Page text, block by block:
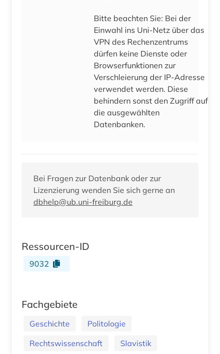
Bitte beachten Sie: Bei der
Einwahl ins Uni-Netz über das
VPN des Rechenzentrums
dürfen keine Dienste oder
Browserfunktionen zur
Verschleierung der IP-Adresse
verwendet werden. Diese
behindern sonst den Zugriff auf
die ausgewählten
Datenbanken.
Bei Fragen zur Datenbank oder zur
Lizenzierung wenden Sie sich gerne an
dbhelp@ub.uni-freiburg.de
Ressourcen-ID
9032
Fachgebiete
Geschichte
Politologie
Rechtswissenschaft
Slavistik